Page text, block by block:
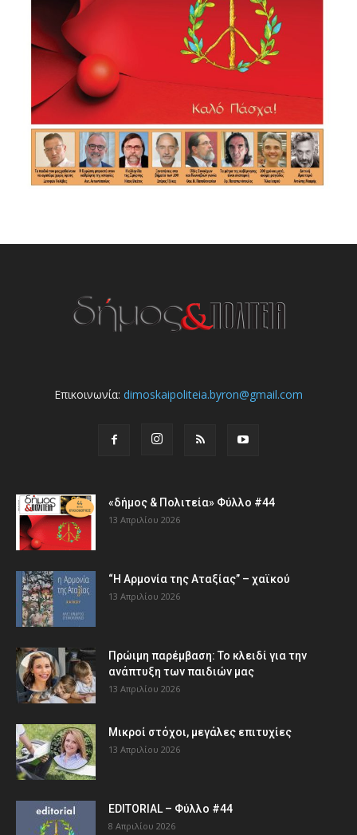
Επικοινωνία: dimoskaipoliteia.byron@gmail.com
«δήμος & Πολιτεία» Φύλλο #44
13 Απριλίου 2026
“Η Αρμονία της Αταξίας” – χαϊκού
13 Απριλίου 2026
Πρώιμη παρέμβαση: Το κλειδί για την
ανάπτυξη των παιδιών µας
13 Απριλίου 2026
Μικροί στόχοι, μεγάλες επιτυχίες
13 Απριλίου 2026
EDITORIAL – Φύλλο #44
8 Απριλίου 2026